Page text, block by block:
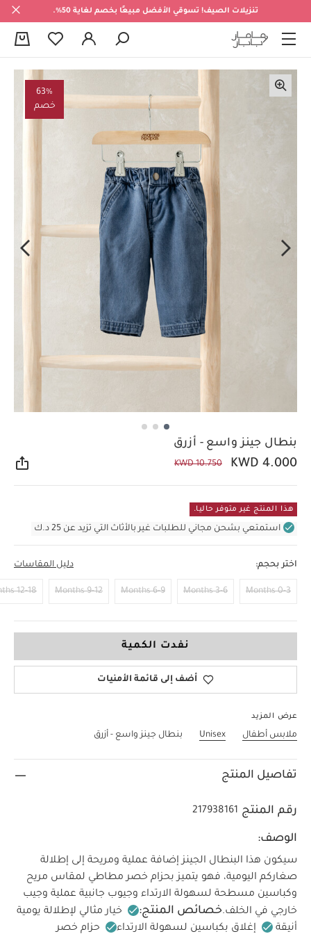
تنزيلات الصيف! تسوقي الأفضل مبيعًا بخصم لغاية 50%.
63%
خصم
بنطال جينز واسع - أزرق
KWD 4.000
KWD 10.750
هذا المنتج غير متوفر حاليا.
استمتعي بشحن مجاني للطلبات غير بالأثاث التي تزيد عن 25 د.ك
اختر بحجم: دليل المقاسات
0-3 Months
3-6 Months
6-9 Months
9-12 Months
12-18 Months
نفدت الكمية
أضف إلى قائمة الأمنيات
عرض المزيد
ملابس أطفال Unisex بنطال جينز واسع - أزرق
تفاصيل المنتج
رقم المنتج 217938161
الوصف:
سيكون هذا البنطال الجينز إضافة عملية ومريحة إلى إطلالة
صغاركم اليومية، فهو يتميز بحزام خصر مطاطي لمقاس مريح
وكباسين مسطحة لسهولة الارتداء وجيوب جانبية عملية وجيب
خارجي في الخلف.خصائص المنتج:
خيار مثالي لإطلالة يومية
أنيقة
إغلاق بكباسين لسهولة الارتداء
حزام خصر